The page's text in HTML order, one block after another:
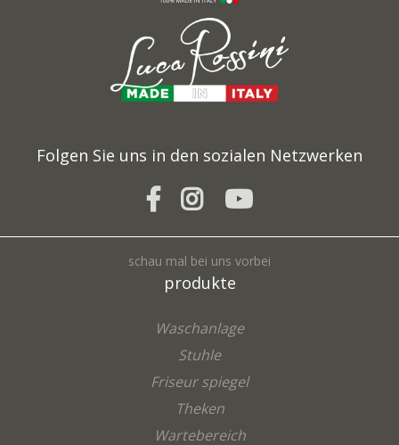
Ich stimme der Verarbeitung meiner personenbezogenen Daten zu und bestätige,
dass ich die Datenschutzerklärung gelesen habe
Folgen Sie uns in den sozialen Netzwerken
schau mal bei uns vorbei
produkte
Waschanlage
Stuhle
Friseur spiegel
Theken
Wartebereich